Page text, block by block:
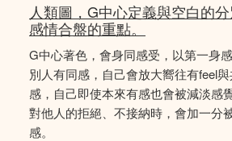
人類圖，G中心定義與空白的
感情合盤的重點。
G中心著色，會身同感受，以第一身
別人有同感，自己會放大嚮往有feel
感，自己即使本來有感也會被減淡感
對他人的拒絕、不接納時，會加一分
感。